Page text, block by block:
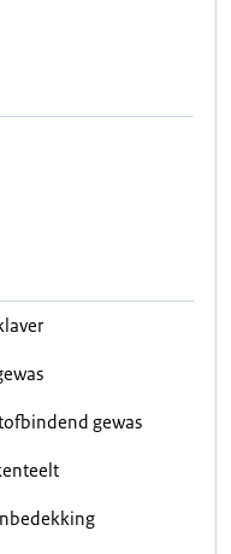
gewas